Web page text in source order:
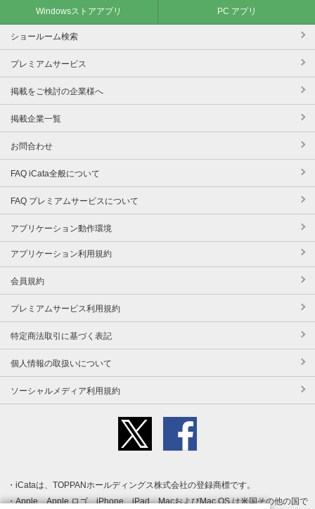
Windowsストアアプリ PC アプリ
ショールーム検索
プレミアムサービス
掲載をご検討の企業様へ
掲載企業一覧
お問合わせ
FAQ iCata全般について
FAQ プレミアムサービスについて
アプリケーション動作環境
アプリケーション利用規約
会員規約
プレミアムサービス利用規約
特定商法取引に基づく表記
個人情報の取扱いについて
ソーシャルメディア利用規約
iCataは、TOPPANホールディングス株式会社の登録商標です。
Apple、Apple ロゴ、iPhone、iPad、MacおよびMac OS は米国その他の国で